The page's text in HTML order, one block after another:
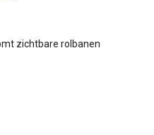
zichtbare rolbanen